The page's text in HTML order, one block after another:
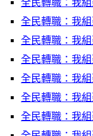
全民轉職：我
全民轉職：我
全民轉職：我
全民轉職：我
全民轉職：我
全民轉職：我
全民轉職：我